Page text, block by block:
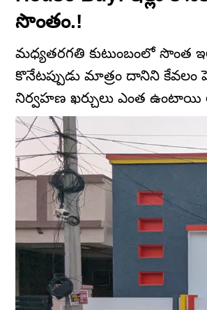
సొంతం.!
మధ్యతరగతి కుటుంబంలో సొంత
కొనేటప్పుడు మాత్రం దానిని కేవలం
నిర్వహణ ఖర్చులు ఎంత ఉంటాయి